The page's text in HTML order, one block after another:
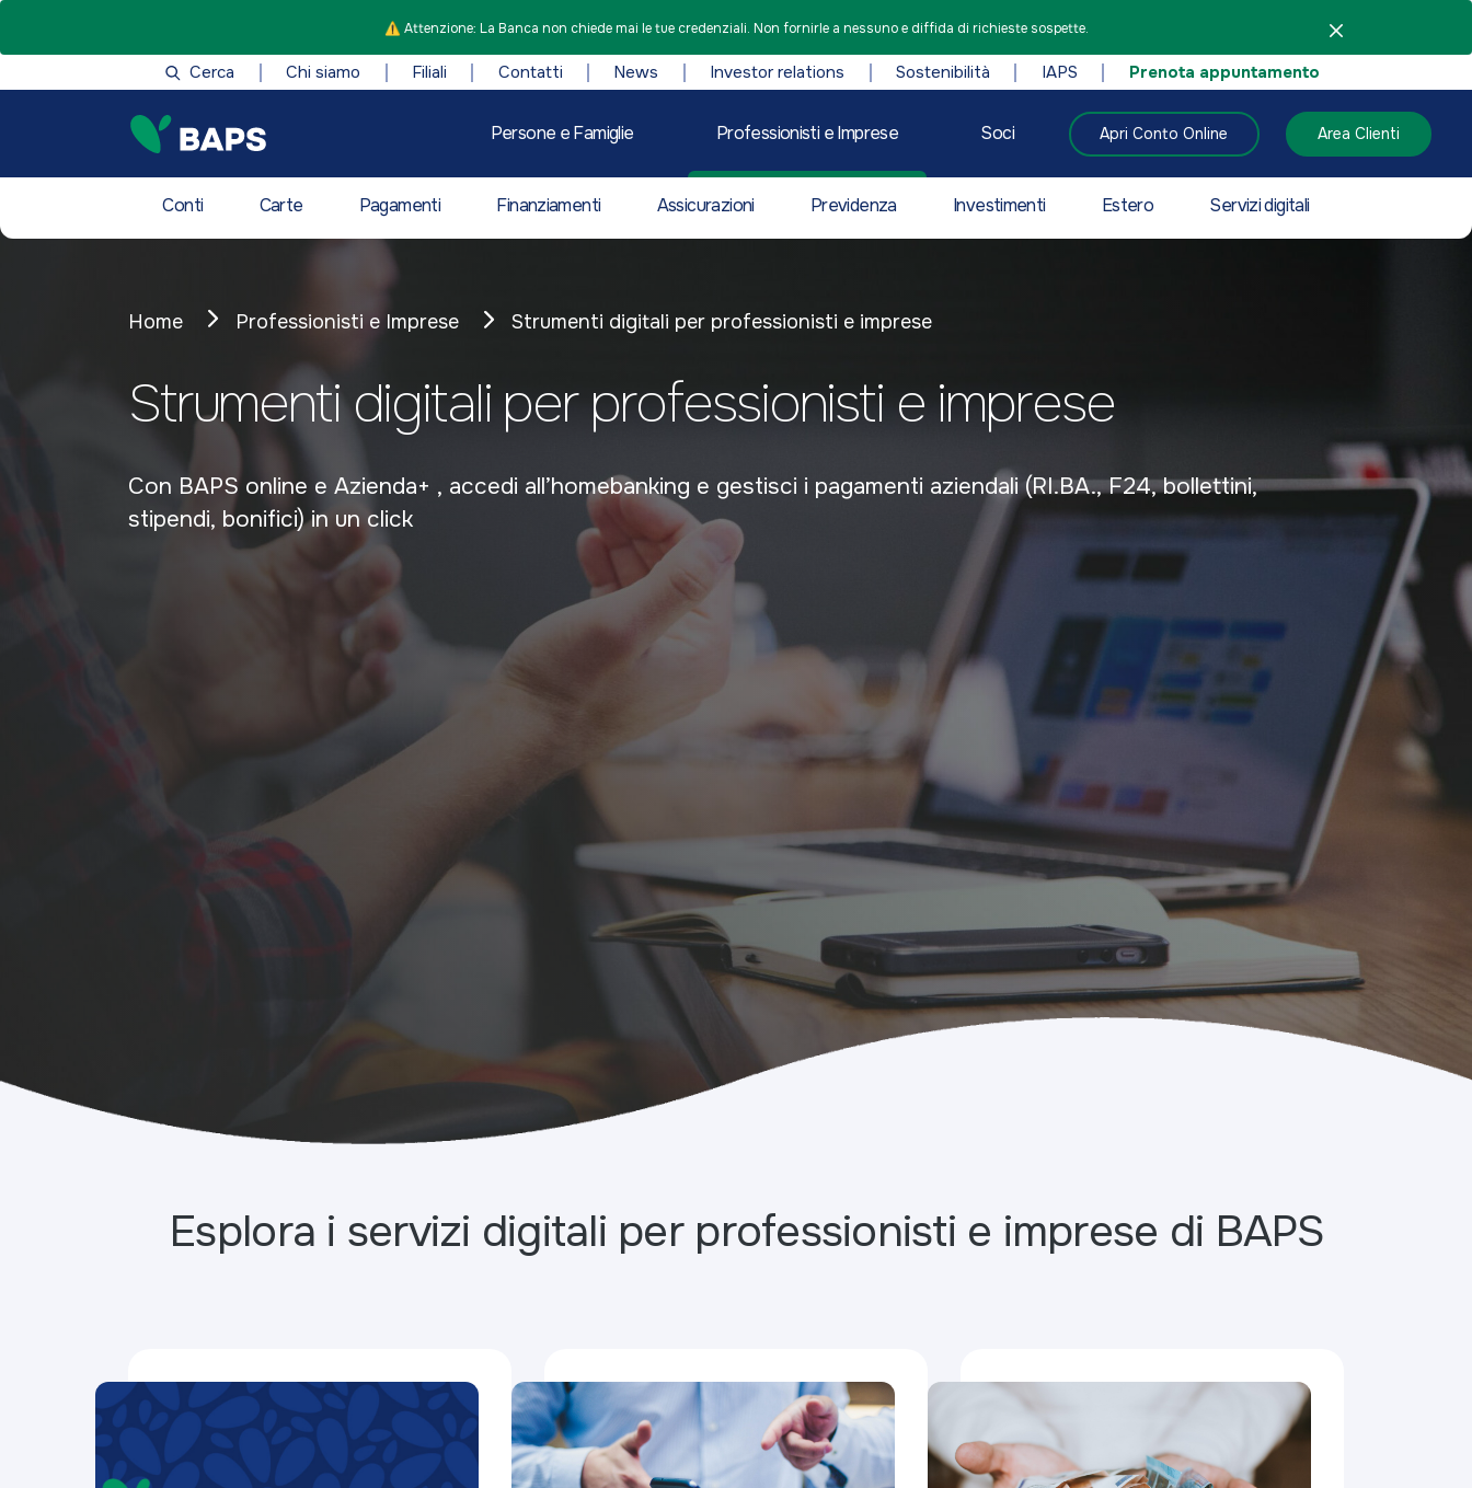
⚠️ Attenzione: La Banca non chiede mai le tue credenziali. Non fornirle a nessuno e diffida di richieste sospette.
Cerca Chi siamo Filiali Contatti News Investor relations Sostenibilità IAPS Prenota appuntamento
Persone e Famiglie Professionisti e Imprese Soci Apri Conto Online Area Clienti
Conti Carte Pagamenti Finanziamenti Assicurazioni Previdenza Investimenti Estero Servizi digitali
Home Professionisti e Imprese Strumenti digitali per professionisti e imprese
Strumenti digitali per professionisti e imprese
Con BAPS online e Azienda+ , accedi all’homebanking e gestisci i pagamenti aziendali (RI.BA., F24, bollettini,
stipendi, bonifici) in un click
Esplora i servizi digitali per professionisti e imprese di BAPS